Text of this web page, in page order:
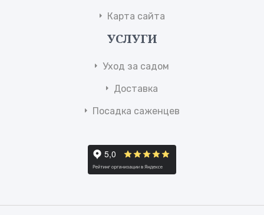
Карта сайта
УСЛУГИ
Уход за садом
Доставка
Посадка саженцев